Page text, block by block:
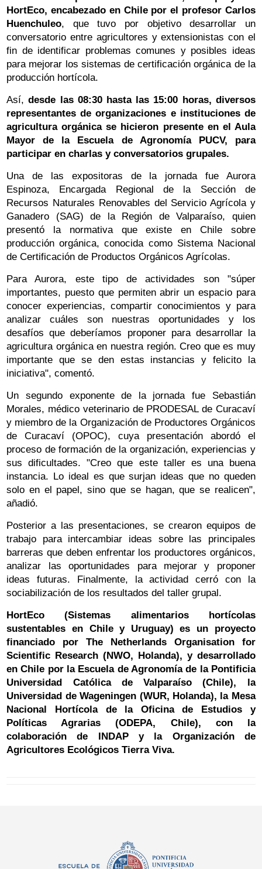
HortEco, encabezado en Chile por el profesor Carlos
Huenchuleo, que tuvo por objetivo desarrollar un
conversatorio entre agricultores y extensionistas con el
fin de identificar problemas comunes y posibles ideas
para mejorar los sistemas de certificación orgánica de la
producción hortícola.
Así,desde las 08:30 hasta las 15:00 horas, diversos
representantes de organizaciones e instituciones de
agricultura orgánica se hicieron presente en el Aula
Mayor de la Escuela de Agronomía PUCV, para
participar en charlas y conversatorios grupales.
Una de las expositoras de la jornada fue Aurora
Espinoza, Encargada Regional de la Sección de
Recursos Naturales Renovables del Servicio Agrícola y
Ganadero (SAG) de la Región de Valparaíso, quien
presentó la normativa que existe en Chile sobre
producción orgánica, conocida como Sistema Nacional
de Certificación de Productos Orgánicos Agrícolas.
Para Aurora, este tipo de actividades son "súper
importantes, puesto que permiten abrir un espacio para
conocer experiencias, compartir conocimientos y para
analizar cuáles son nuestras oportunidades y los
desafíos que deberíamos proponer para desarrollar la
agricultura orgánica en nuestra región. Creo que es muy
importante que se den estas instancias y felicito la
iniciativa", comentó.
Un segundo exponente de la jornada fue Sebastián
Morales, médico veterinario de PRODESAL de Curacaví
y miembro de la Organización de Productores Orgánicos
de Curacaví (OPOC), cuya presentación abordó el
proceso de formación de la organización, experiencias y
sus dificultades. "Creo que este taller es una buena
instancia. Lo ideal es que surjan ideas que no queden
solo en el papel, sino que se hagan, que se realicen",
añadió.
Posterior a las presentaciones, se crearon equipos de
trabajo para intercambiar ideas sobre las principales
barreras que deben enfrentar los productores orgánicos,
analizar las oportunidades para mejorar y proponer
ideas futuras. Finalmente, la actividad cerró con la
sociabilización de los resultados del taller grupal.
HortEco (Sistemas alimentarios hortícolas
sustentables en Chile y Uruguay) es un proyecto
financiado por The Netherlands Organisation for
Scientific Research (NWO, Holanda), y desarrollado
en Chile por la Escuela de Agronomía de la Pontificia
Universidad Católica de Valparaíso (Chile), la
Universidad de Wageningen (WUR, Holanda), la Mesa
Nacional Hortícola de la Oficina de Estudios y
Políticas Agrarias (ODEPA, Chile), con la
colaboración de INDAP y la Organización de
Agricultores Ecológicos Tierra Viva.